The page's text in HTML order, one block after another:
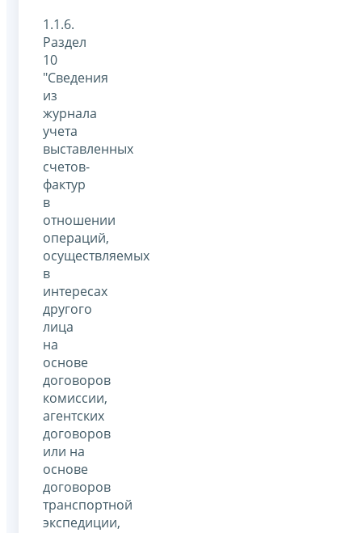
1.1.6.
Раздел
10
"Сведения
из
журнала
учета
выставленных
счетов-
фактур
в
отношении
операций,
осуществляемых
в
интересах
другого
лица
на
основе
договоров
комиссии,
агентских
договоров
или на
основе
договоров
транспортной
экспедиции,